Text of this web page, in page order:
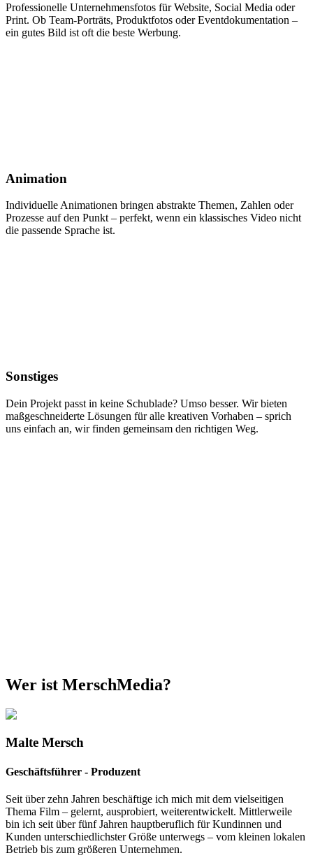
Professionelle Unternehmensfotos für Website, Social Media oder
Print. Ob Team-Porträts, Produktfotos oder Eventdokumentation –
ein gutes Bild ist oft die beste Werbung.
Animation
Individuelle Animationen bringen abstrakte Themen, Zahlen oder
Prozesse auf den Punkt – perfekt, wenn ein klassisches Video nicht
die passende Sprache ist.
Sonstiges
Dein Projekt passt in keine Schublade? Umso besser. Wir bieten
maßgeschneiderte Lösungen für alle kreativen Vorhaben – sprich
uns einfach an, wir finden gemeinsam den richtigen Weg.
Wer ist MerschMedia?
Malte Mersch
Geschäftsführer - Produzent
Seit über zehn Jahren beschäftige ich mich mit dem vielseitigen
Thema Film – gelernt, ausprobiert, weiterentwickelt. Mittlerweile
bin ich seit über fünf Jahren hauptberuflich für Kundinnen und
Kunden unterschiedlichster Größe unterwegs – vom kleinen lokalen
Betrieb bis zum größeren Unternehmen.